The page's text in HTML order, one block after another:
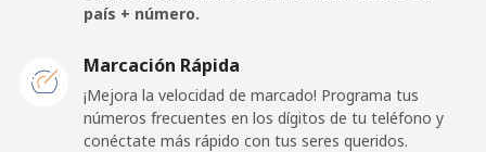
American Samoa
Línea fija ⁦26.5¢⁩
⁦29.5¢⁩ 16 min por ⁦$5⁩ -
país + número.
Marcación Rápida
¡Mejora la velocidad de marcado! Programa tus
números frecuentes en los dígitos de tu teléfono y
conéctate más rápido con tus seres queridos.